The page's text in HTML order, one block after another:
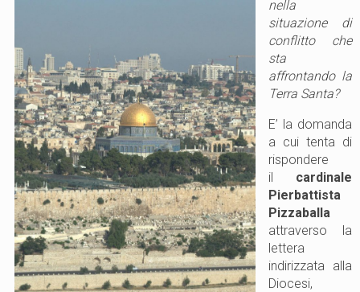
nella
situazione di
conflitto che
sta
affrontando la
Terra Santa?
E’ la domanda
a cui tenta di
rispondere
il cardinale
Pierbattista
Pizzaballa
attraverso la
lettera
indirizzata alla
Diocesi,